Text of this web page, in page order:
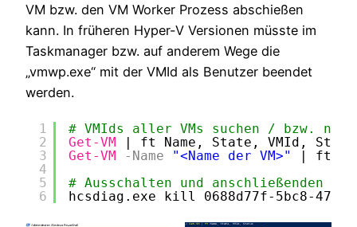
VM bzw. den VM Worker Prozess abschießen
kann. In früheren Hyper-V Versionen müsste im
Taskmanager bzw. auf anderem Wege die
„vmwp.exe“ mit der VMId als Benutzer beendet
werden.
1
2
3
4
5
6
# VMIds aller VMs suchen / bzw. nur
Get-VM
| ft Name, State, VMId,
Get-VM
-Name "<Name der VM>"
| ft
# Ausschalten und anschließenden
hcsdiag.exe kill 0688d77f-5bc8-4711-